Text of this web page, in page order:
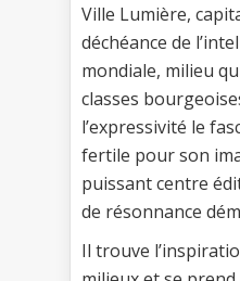
Ville Lumière,
déchéance de
mondiale, milieu
classes
l’expressivité le
fertile pour son
puissant centre
de résonnance
Il trouve